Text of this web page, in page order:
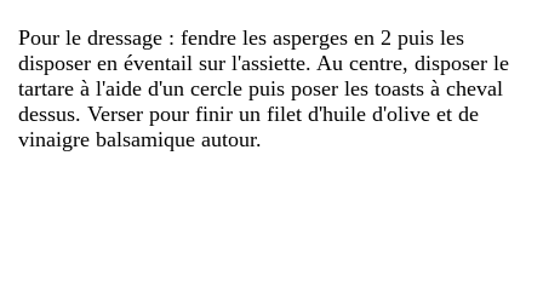
Pour le dressage : fendre les asperges en 2 puis les
disposer en éventail sur l'assiette. Au centre, disposer le
tartare à l'aide d'un cercle puis poser les toasts à cheval
dessus. Verser pour finir un filet d'huile d'olive et de
vinaigre balsamique autour.